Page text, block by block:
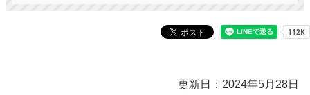
更新日：2024年5月28日